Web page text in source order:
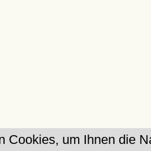
Cookies, um Ihnen die